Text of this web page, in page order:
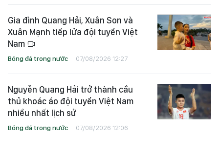
Gia đình Quang Hải, Xuân Son và
Xuân Mạnh tiếp lửa đội tuyển Việt
Nam
Bóng đá trong nước 07/08/2026 12:27
Nguyễn Quang Hải trở thành cầu
thủ khoác áo đội tuyển Việt Nam
nhiều nhất lịch sử
Bóng đá trong nước 07/08/2026 12:06